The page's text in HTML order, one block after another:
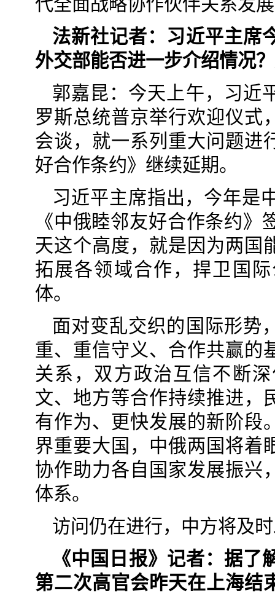
法新社记者：习近平主席
外交部能否进一步介绍情况
郭嘉昆：今天上午，习近
罗斯总统普京举行欢迎仪式
会谈，就一系列重大问题进
好合作条约》继续延期。
习近平主席指出，今年是
《中俄睦邻友好合作条约
天这个高度，就是因为两国
拓展各领域合作，捍卫国
体。
面对变乱交织的国际形势
重、重信守义、合作共赢的
关系，双方政治互信不断
文、地方等合作持续推进，
有作为、更快发展的新阶段
界重要大国，中俄两国将着
协作助力各自国家发展振兴
体系。
访问仍在进行，中方将及
《中国日报》记者：据
第二次高官会昨天在上海结